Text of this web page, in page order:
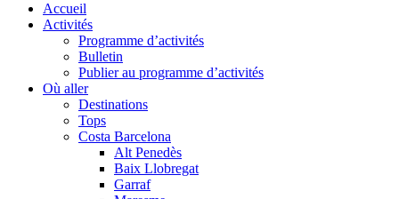
Accueil
Activités
Programme d’activités
Bulletin
Publier au programme d’activités
Où aller
Destinations
Tops
Costa Barcelona
Alt Penedès
Baix Llobregat
Garraf